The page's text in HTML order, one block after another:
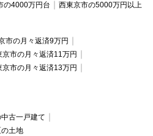
の4000万円台 西東京市の5000万円以上
市の月々返済9万円
京市の月々返済11万円
京市の月々返済13万円
古一戸建て
土地